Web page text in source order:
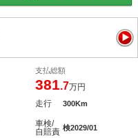
支払総額
381.7万円
走行 300Km
車検/
自賠責 検2029/01